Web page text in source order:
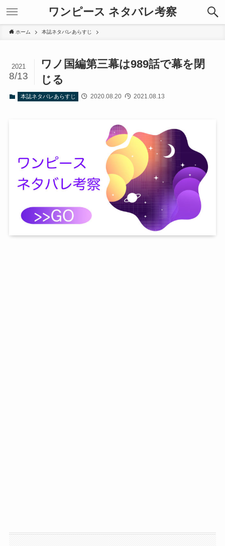
ワンピース ネタバレ考察
ホーム 本誌ネタバレあらすじ
ワノ国編第三幕は989話で幕を閉
じる
2021
8/13
本誌ネタバレあらすじ 2020.08.20 2021.08.13